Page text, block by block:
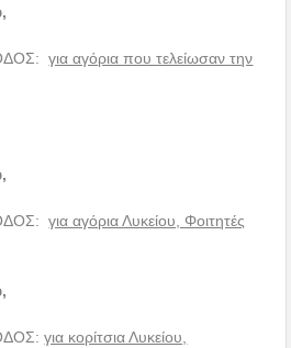
για αγόρια που τελείωσαν την
για αγόρια Λυκείου, Φοιτητές
για κορίτσια Λυκείου,